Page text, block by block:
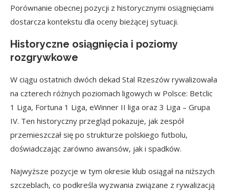
Porównanie obecnej pozycji z historycznymi osiągnięciami
dostarcza kontekstu dla oceny bieżącej sytuacji.
Historyczne osiągnięcia i poziomy
rozgrywkowe
W ciągu ostatnich dwóch dekad Stal Rzeszów rywalizowała
na czterech różnych poziomach ligowych w Polsce: Betclic
1 Liga, Fortuna 1 Liga, eWinner II liga oraz 3 Liga – Grupa
IV. Ten historyczny przegląd pokazuje, jak zespół
przemieszczał się po strukturze polskiego futbolu,
doświadczając zarówno awansów, jak i spadków.
Najwyższe pozycje w tym okresie klub osiągał na niższych
szczeblach, co podkreśla wyzwania związane z rywalizacją